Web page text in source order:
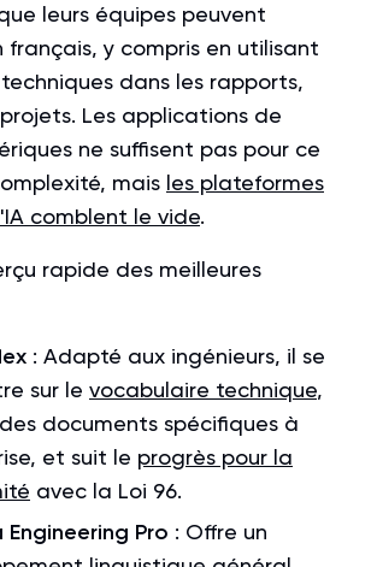
leurs équipes peuvent
français, y compris en utilisant
dans les rapports,
Les applications de
ne suffisent pas pour ce
mais les plateformes
comblent le vide.
rapide des meilleures
: Adapté aux ingénieurs, il se
sur le vocabulaire technique,
documents spécifiques à
et suit le progrès pour la
avec la Loi 96.
Pro : Offre un